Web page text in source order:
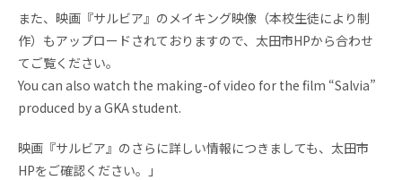
また、映画『サルビア』のメイキング映像（本校生徒により制
作）もアップロードされておりますので、太田市HPから合わせ
てご覧ください。
You can also watch the making-of video for the film “Salvia”
produced by a GKA student.
映画『サルビア』のさらに詳しい情報につきましても、太田市
HPをご確認ください。」